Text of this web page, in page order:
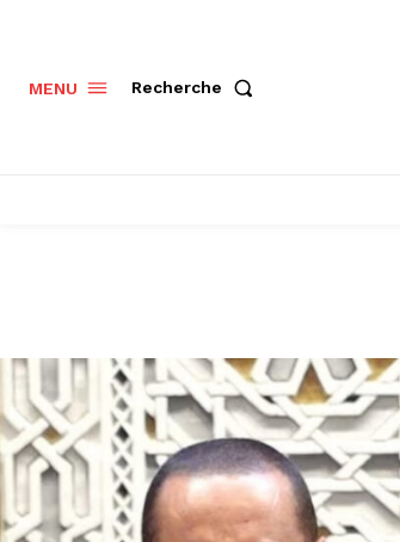
MENU Recherche